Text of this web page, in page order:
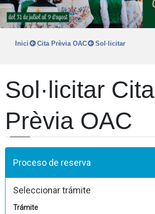
Inici Cita Prèvia OAC Sol·licitar
Sol·licitar Cita
Prèvia OAC